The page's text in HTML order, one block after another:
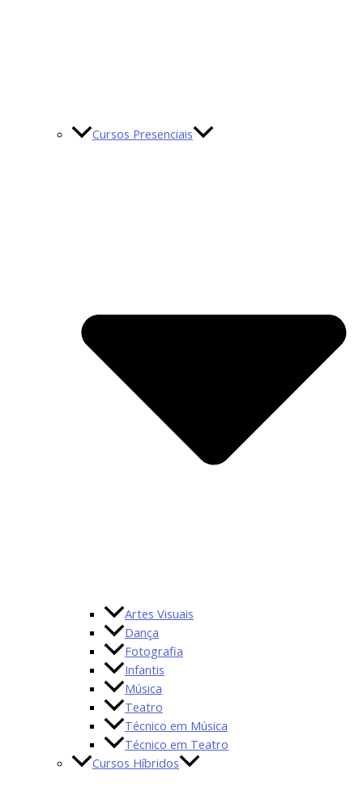
Cursos Presenciais
Artes Visuais
Dança
Fotografia
Infantis
Música
Teatro
Técnico em Música
Técnico em Teatro
Cursos Híbridos